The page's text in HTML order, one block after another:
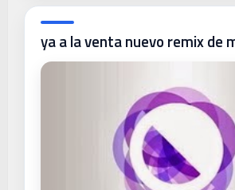
ya a la venta nuevo remix de